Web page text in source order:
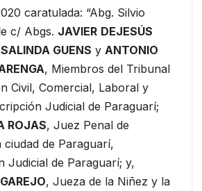
caratulada: “Abg. Silvio
c/ Abgs. JAVIER DEJESÚS
GUENS y ANTONIO
, Miembros del Tribunal
Civil, Comercial, Laboral y
Judicial de Paraguarí;
ROJAS, Juez Penal de
ciudad de Paraguarí,
Judicial de Paraguarí; y,
, Jueza de la Niñez y la